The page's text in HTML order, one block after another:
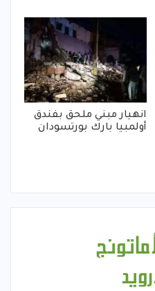
انهيار مبني ملحق بفندق
أولمبيا بارك بورتسودان